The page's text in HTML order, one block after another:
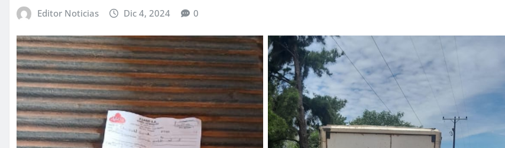
Editor Noticias Dic 4, 2024 0